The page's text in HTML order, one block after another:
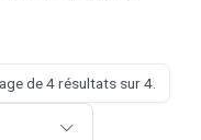
de 4 résultats sur 4.